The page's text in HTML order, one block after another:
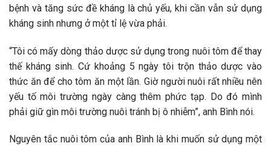
bệnh và tăng sức đề kháng là chủ yếu, khi cần vẫn sử dụng
kháng sinh nhưng ở một tỉ lệ vừa phải.
“Tôi có mấy dòng thảo dược sử dụng trong nuôi tôm để thay
thế kháng sinh. Cứ khoảng 5 ngày tôi trộn thảo dược vào
thức ăn để cho tôm ăn một lần. Giờ người nuôi rất nhiều nên
yếu tố môi trường ngày càng thêm phức tạp. Do đó mình
phải giữ gìn môi trường nuôi tránh bị ô nhiễm”, anh Bình nói.
Nguyên tắc nuôi tôm của anh Bình là khi muốn sử dụng một